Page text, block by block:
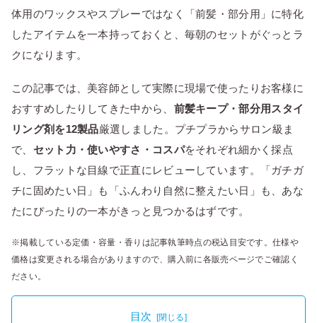
体用のワックスやスプレーではなく「前髪・部分用」に特化
したアイテムを一本持っておくと、毎朝のセットがぐっとラ
クになります。
この記事では、美容師として実際に現場で使ったりお客様に
おすすめしたりしてきた中から、 前髪キープ・部分用スタイ
リング剤を12製品厳選しました。プチプラからサロン級ま
で、 セット力・使いやすさ・コスパをそれぞれ細かく採点
し、フラットな目線で正直にレビューしています。「ガチガ
チに固めたい日」も「ふんわり自然に整えたい日」も、あな
たにぴったりの一本がきっと見つかるはずです。
※掲載している定価・容量・香りは記事執筆時点の税込目安です。仕様や
価格は変更される場合がありますので、購入前に各販売ページでご確認く
ださい。
目次